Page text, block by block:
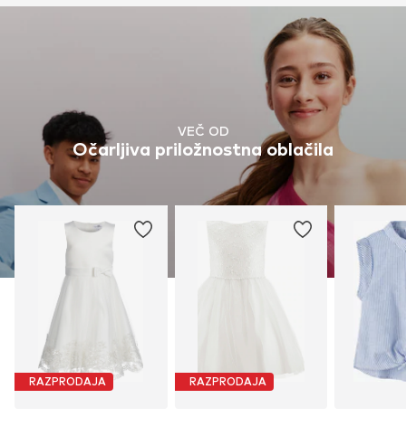
VEČ OD
Očarljiva priložnostna oblačila
RAZPRODAJA RAZPRODAJA